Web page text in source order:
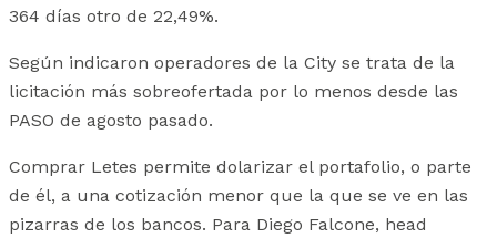
364 días otro de 22,49%.
Según indicaron operadores de la City se trata de la
licitación más sobreofertada por lo menos desde las
PASO de agosto pasado.
Comprar Letes permite dolarizar el portafolio, o parte
de él, a una cotización menor que la que se ve en las
pizarras de los bancos. Para Diego Falcone, head